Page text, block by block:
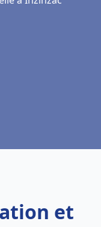
et